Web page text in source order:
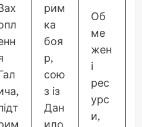
рим
ка
боя
р,
сою
з із
Дан
Об
ме
жен
і
рес
урс
и,